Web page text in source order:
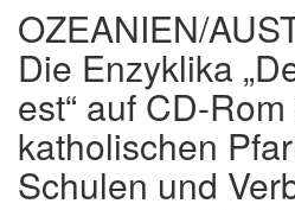
OZEANIEN/
Die Enzyklika
est“ auf CD-
katholischen
Schulen und